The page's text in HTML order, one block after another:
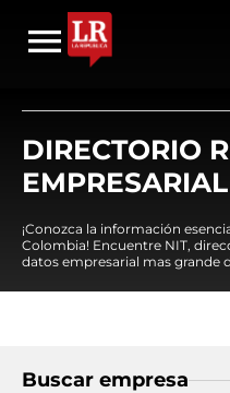
DIRECTORIO
EMPRESARIAL
¡Conozca la información
Colombia! Encuentre NIT,
datos empresarial mas grande
Buscar empresa